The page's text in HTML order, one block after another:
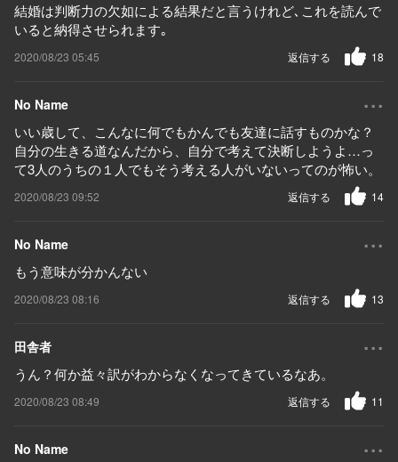
結婚は判断力の欠如による結果だと言うけれど､これを読んで
いると納得させられます｡
2020/08/23 05:45 18
返信する
No Name ...
いい歳して、こんなに何でもかんでも友達に話すものかな？
自分の生きる道なんだから、自分で考えて決断しようよ…っ
て3人のうちの１人でもそう考える人がいないってのが怖い。
2020/08/23 09:52 14
返信する
No Name ...
もう意味が分かんない
2020/08/23 08:16 13
返信する
田舎者 ...
うん？何か益々訳がわからなくなってきているなあ。
2020/08/23 08:49 11
返信する
No Name ...